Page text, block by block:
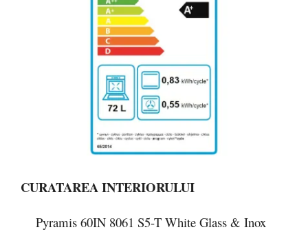
CURATAREA INTERIORULUI
Pyramis 60IN 8061 S5-T White Glass & Inox